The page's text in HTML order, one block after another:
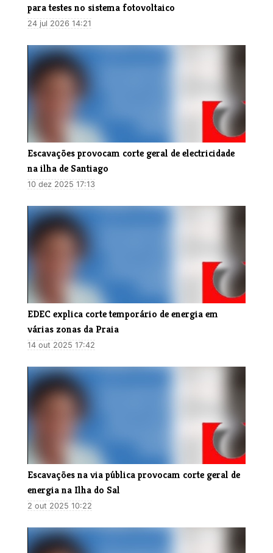
para testes no sistema fotovoltaico
24 jul 2026 14:21
Escavações provocam corte geral de electricidade
na ilha de Santiago
10 dez 2025 17:13
EDEC explica corte temporário de energia em
várias zonas da Praia
14 out 2025 17:42
Escavações na via pública provocam corte geral de
energia na Ilha do Sal
2 out 2025 10:22